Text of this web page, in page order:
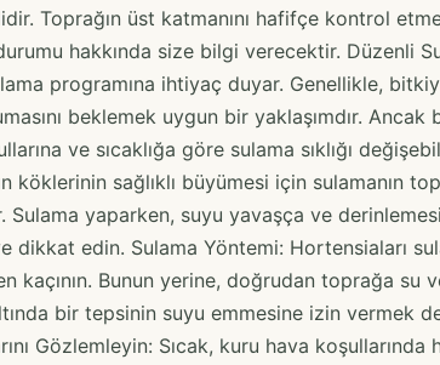
Toprağın üst katmanını hafifçe kontrol
hakkında size bilgi verecektir. Düzenli
programına ihtiyaç duyar. Genellikle,
beklemek uygun bir yaklaşımdır. Ancak
ve sıcaklığa göre sulama sıklığı
köklerinin sağlıklı büyümesi için sulamanın
yaparken, suyu yavaşça ve
dikkat edin. Sulama Yöntemi: Hortensiaları
kaçının. Bunun yerine, doğrudan toprağa su
bir tepsinin suyu emmesine izin vermek
Gözlemleyin: Sıcak, kuru hava koşullarında